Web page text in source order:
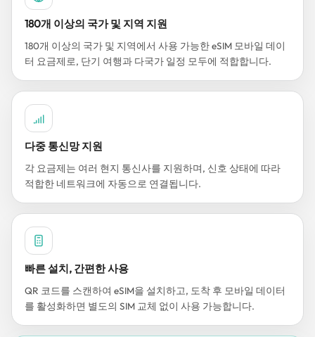
180개 이상의 국가 및 지역 지원
180개 이상의 국가 및 지역에서 사용 가능한 eSIM 모바일 데이
터 요금제로, 단기 여행과 다국가 일정 모두에 적합합니다.
다중 통신망 지원
각 요금제는 여러 현지 통신사를 지원하며, 신호 상태에 따라
적합한 네트워크에 자동으로 연결됩니다.
빠른 설치, 간편한 사용
QR 코드를 스캔하여 eSIM을 설치하고, 도착 후 모바일 데이터
를 활성화하면 별도의 SIM 교체 없이 사용 가능합니다.